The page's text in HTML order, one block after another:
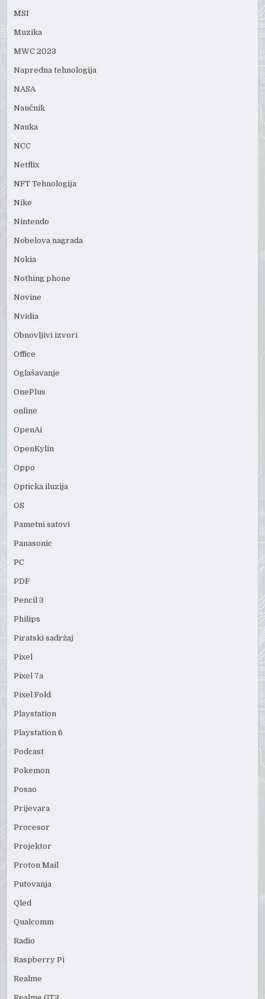
MSI
Muzika
MWC 2023
Napredna tehnologija
NASA
Naučnik
Nauka
NCC
Netflix
NFT Tehnologija
Nike
Nintendo
Nobelova nagrada
Nokia
Nothing phone
Novine
Nvidia
Obnovljivi izvori
Office
Oglašavanje
OnePlus
online
OpenAi
OpenKylin
Oppo
Opticka iluzija
OS
Pametni satovi
Panasonic
PC
PDF
Pencil 3
Philips
Piratski sadržaj
Pixel
Pixel 7a
Pixel Fold
Playstation
Playstation 6
Podcast
Pokemon
Posao
Prijevara
Procesor
Projektor
Proton Mail
Putovanja
Qled
Qualcomm
Radio
Raspberry Pi
Realme